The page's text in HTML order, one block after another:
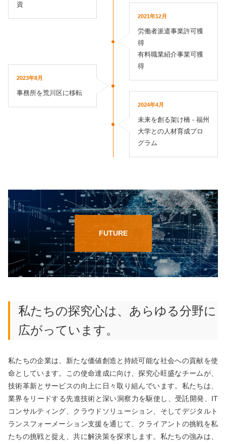
資
2021年12月
労働者派遣事業許可獲
得
有料職業紹介事業可獲
得
2023年8月
事務所を荒川区に移転
2024年4月
未来を創る架け橋 - 福州
大学との人材育成プロ
グラム
FUTURE
私たちの探究心は、あらゆる分野に
広がっています。
私たちの企業は、新たな価値創造と持続可能な社会への貢献を使
命としています。この使命達成に向け、探究心旺盛なチームが、
技術革新とサービスの向上に日々取り組んでいます。私たちは、
業界をリードする先進技術と深い洞察力を駆使し、受託開発、IT
コンサルティング、クラウドソリューション、そしてデジタルト
ランスフォーメーション支援を通じて、クライアントの挑戦を私
たちの挑戦と捉え、共に解決策を探求します。私たちの強みは、